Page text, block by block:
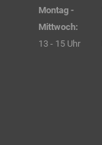
Montag -
Mittwoch:
13 - 15 Uhr